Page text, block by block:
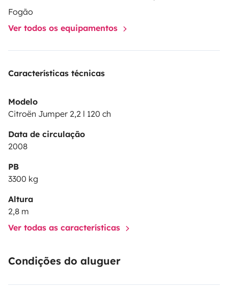
VANCUBIC — a sua casa, onde a estrada levar. 🚐🌿
Fogão
Ver todos os equipamentos
Características técnicas
Modelo
Citroën Jumper 2,2 l 120 ch
Data de circulação
2008
PB
3300 kg
Altura
2,8 m
Ver todas as características
Condições do aluguer